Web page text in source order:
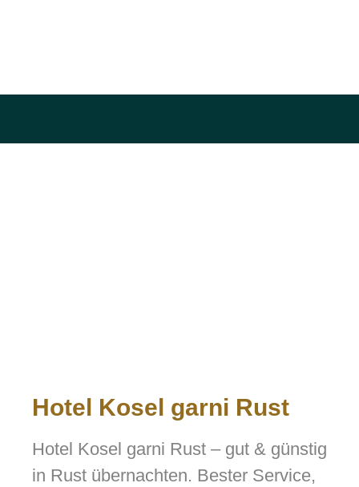
Hotel Kosel garni Rust
Hotel Kosel garni Rust – gut & günstig
in Rust übernachten. Bester Service,